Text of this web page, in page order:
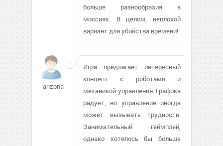
больше разнообразия в
миссиях. В целом, неплохой
вариант для убийства времени!
arizonaal
Игра предлагает интересный
концепт с роботами и
механикой управления. Графика
радует, но управление иногда
может вызывать трудности.
Занимательный геймплей,
однако хотелось бы больше